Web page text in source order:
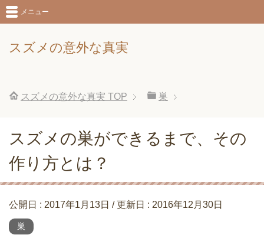
スズメの意外な真実
メニュー
スズメの意外な真実 TOP 巣
スズメの巣ができるまで、その
作り方とは？
公開日 : 2017年1月13日 / 更新日 : 2016年12月30日
巣